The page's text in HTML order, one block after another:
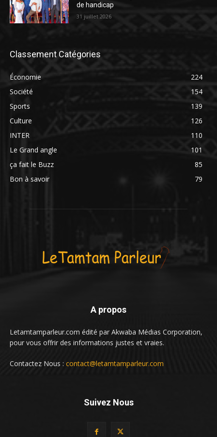
de handicap
31 juillet 2026
Classement Catégories
Économie
224
Société
154
Sports
139
Culture
126
INTER
110
Le Grand angle
101
ça fait le Buzz
85
Bon à savoir
79
A propos
Letamtamparleur.com édité par Akwaba Médias Corporation,
pour vous offrir des informations justes et vraies.
Contactez Nous : contact@letamtamparleur.com
Suivez Nous